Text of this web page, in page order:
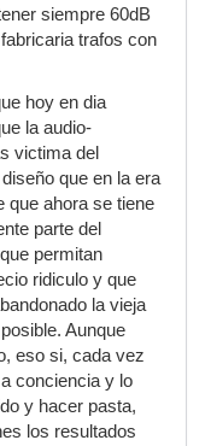
siempre 60dB
trafos con
hoy en dia
la audio-
victima del
que en la era
que ahora se tiene
parte del
permitan
ridiculo y que
la vieja
Aunque
eso si, cada vez
conciencia y lo
y hacer pasta,
los resultados